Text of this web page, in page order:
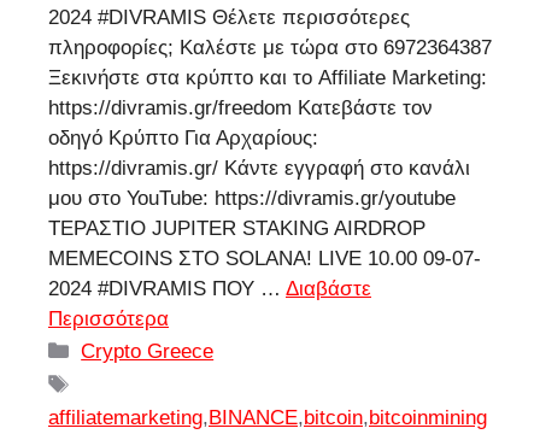
2024 #DIVRAMIS Θέλετε περισσότερες
πληροφορίες; Καλέστε με τώρα στο 6972364387
Ξεκινήστε στα κρύπτο και το Affiliate Marketing:
https://divramis.gr/freedom Κατεβάστε τον
οδηγό Κρύπτο Για Αρχαρίους:
https://divramis.gr/ Κάντε εγγραφή στο κανάλι
μου στο YouTube: https://divramis.gr/youtube
ΤΕΡΑΣΤΙΟ JUPITER STAKING AIRDROP
MEMECOINS ΣΤΟ SOLANA! LIVE 10.00 09-07-
2024 #DIVRAMIS ΠΟΥ … Διαβάστε
Περισσότερα
Κατηγορίες
Crypto Greece
affiliatemarketing,BINANCE,bitcoin,bitcoinmining